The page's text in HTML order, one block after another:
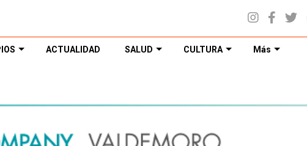
ACTUALIDAD SALUD CULTURA Más